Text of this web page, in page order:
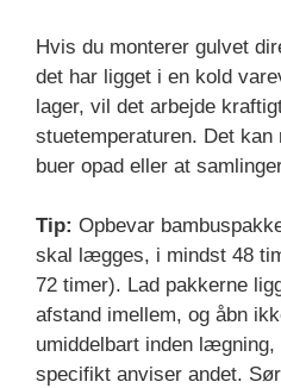
Hvis du monterer gulvet
det har ligget i en kold
lager, vil det arbejde
stuetemperaturen. Det
buer opad eller at
Tip: Opbevar
skal lægges, i mindst 48
72 timer). Lad pakkerne
afstand imellem, og åbn
umiddelbart inden
specifikt anviser andet.